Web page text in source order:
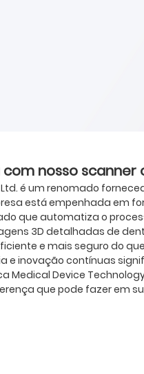
nosso
é um renomado
está empenhada em
que automatiza o
3D detalhadas de
e mais seguro do
e inovação contínuas
Medical Device
que pode fazer em